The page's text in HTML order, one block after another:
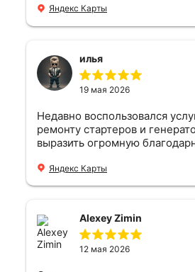
тяжело.
Яндекс Карты
илья
19 мая 2026
Недавно воспользовался
ремонту стартеров и
выразить огромную
мой стартер начал барахлить,
обратился сюда, и уже через
проведена быстро и точно, а
предоставили подробную
состоянии моего стартера и
Яндекс Карты
Alexey Zimin
12 мая 2026